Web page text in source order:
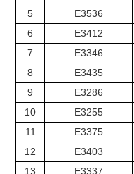
5
E3536
6
E3412
7
E3346
8
E3435
9
E3286
10
E3255
11
E3375
12
E3403
13
E3337